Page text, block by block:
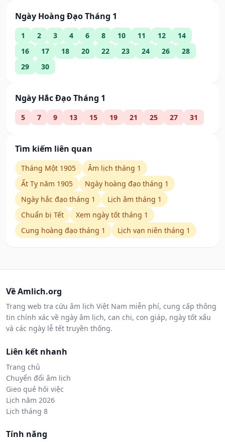
Ngày Hoàng Đạo Tháng 1
1 2 3 4 6 8 10 11 12
14
16
17 18 20 22 23 24 26
28
29
30
Ngày Hắc Đạo Tháng 1
5 7 9 13 15 19 21 25 27 31
Tìm kiếm liên quan
Tháng Một 1905
Âm lịch tháng 1
Ất Tỵ năm 1905
Ngày hoàng đạo tháng 1
Ngày hắc đạo tháng 1
Lịch âm tháng 1
Chuẩn bị Tết
Xem ngày tốt tháng 1
Cung hoàng đạo tháng 1
Lịch vạn niên tháng 1
Về Amlich.org
Trang web tra cứu âm lịch Việt Nam miễn phí, cung cấp thông
tin chính xác về ngày âm lịch, can chi, con giáp, ngày tốt xấu
và các ngày lễ tết truyền thống.
Liên kết nhanh
Trang chủ
Chuyển đổi âm lịch
Gieo quẻ hỏi việc
Lịch năm 2026
Lịch tháng 8
Tính năng